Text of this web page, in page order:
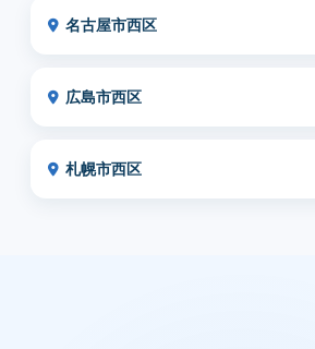
名古屋市西区
広島市西区
札幌市西区